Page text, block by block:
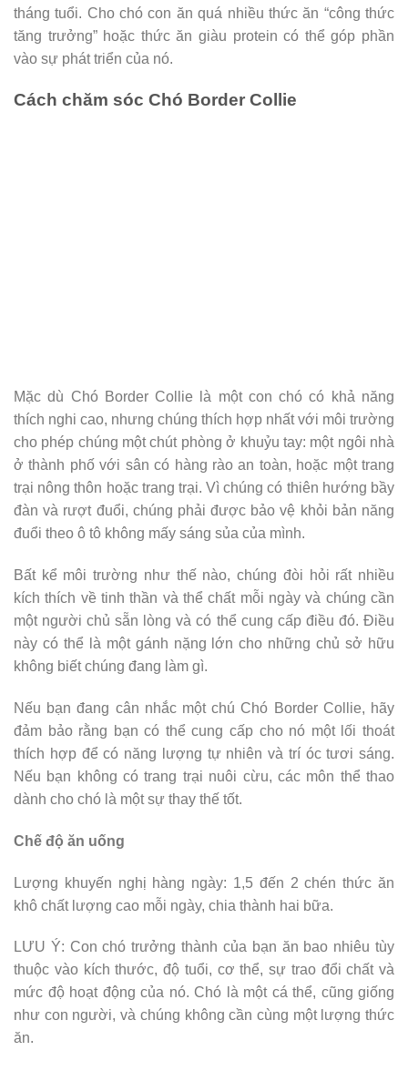
tháng tuổi. Cho chó con ăn quá nhiều thức ăn “công thức
tăng trưởng” hoặc thức ăn giàu protein có thể góp phần
vào sự phát triển của nó.
Cách chăm sóc Chó Border Collie
Mặc dù Chó Border Collie là một con chó có khả năng
thích nghi cao, nhưng chúng thích hợp nhất với môi trường
cho phép chúng một chút phòng ở khuỷu tay: một ngôi nhà
ở thành phố với sân có hàng rào an toàn, hoặc một trang
trại nông thôn hoặc trang trại. Vì chúng có thiên hướng bầy
đàn và rượt đuổi, chúng phải được bảo vệ khỏi bản năng
đuổi theo ô tô không mấy sáng sủa của mình.
Bất kể môi trường như thế nào, chúng đòi hỏi rất nhiều
kích thích về tinh thần và thể chất mỗi ngày và chúng cần
một người chủ sẵn lòng và có thể cung cấp điều đó. Điều
này có thể là một gánh nặng lớn cho những chủ sở hữu
không biết chúng đang làm gì.
Nếu bạn đang cân nhắc một chú Chó Border Collie, hãy
đảm bảo rằng bạn có thể cung cấp cho nó một lối thoát
thích hợp để có năng lượng tự nhiên và trí óc tươi sáng.
Nếu bạn không có trang trại nuôi cừu, các môn thể thao
dành cho chó là một sự thay thế tốt.
Chế độ ăn uống
Lượng khuyến nghị hàng ngày: 1,5 đến 2 chén thức ăn
khô chất lượng cao mỗi ngày, chia thành hai bữa.
LƯU Ý: Con chó trưởng thành của bạn ăn bao nhiêu tùy
thuộc vào kích thước, độ tuổi, cơ thể, sự trao đổi chất và
mức độ hoạt động của nó. Chó là một cá thể, cũng giống
như con người, và chúng không cần cùng một lượng thức
ăn.